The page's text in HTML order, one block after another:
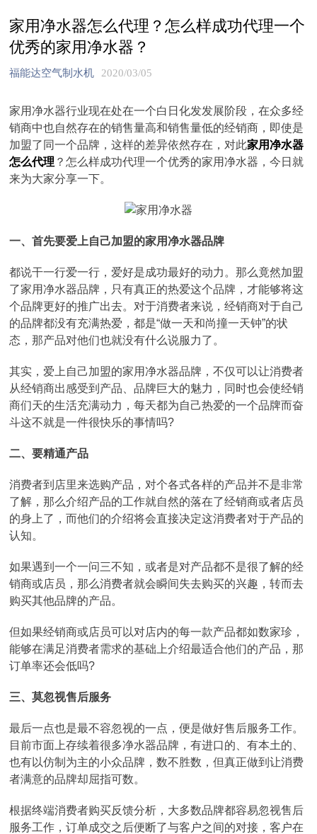
家用净水器怎么代理？怎么样成功代理一个
优秀的家用净水器？
福能达空气制水机 2020/03/05
家用净水器行业现在处在一个白日化发发展阶段，在众多经
销商中也自然存在的销售量高和销售量低的经销商，即使是
加盟了同一个品牌，这样的差异依然存在，对此家用净水器
怎么代理 ？怎么样成功代理一个优秀的家用净水器，今日就
来为大家分享一下。
一、首先要爱上自己加盟的家用净水器品牌
都说干一行爱一行，爱好是成功最好的动力。那么竟然加盟
了家用净水器品牌，只有真正的热爱这个品牌，才能够将这
个品牌更好的推广出去。对于消费者来说，经销商对于自己
的品牌都没有充满热爱，都是“做一天和尚撞一天钟”的状
态，那产品对他们也就没有什么说服力了。
其实，爱上自己加盟的家用净水器品牌，不仅可以让消费者
从经销商出感受到产品、品牌巨大的魅力，同时也会使经销
商们天的生活充满动力，每天都为自己热爱的一个品牌而奋
斗这不就是一件很快乐的事情吗?
二、要精通产品
消费者到店里来选购产品，对个各式各样的产品并不是非常
了解，那么介绍产品的工作就自然的落在了经销商或者店员
的身上了，而他们的介绍将会直接决定这消费者对于产品的
认知。
如果遇到一个一问三不知，或者是对产品都不是很了解的经
销商或店员，那么消费者就会瞬间失去购买的兴趣，转而去
购买其他品牌的产品。
但如果经销商或店员可以对店内的每一款产品都如数家珍，
能够在满足消费者需求的基础上介绍最适合他们的产品，那
订单率还会低吗?
三、莫忽视售后服务
最后一点也是最不容忽视的一点，便是做好售后服务工作。
目前市面上存续着很多净水器品牌，有进口的、有本土的、
也有以仿制为主的小众品牌，数不胜数，但真正做到让消费
者满意的品牌却屈指可数。
根据终端消费者购买反馈分析，大多数品牌都容易忽视售后
服务工作，订单成交之后便断了与客户之间的对接，客户在